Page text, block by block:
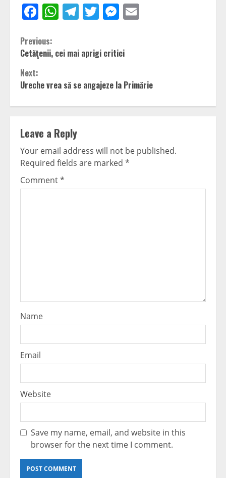
Facebook
WhatsApp
Telegram
TwitterMessenger
Continue
Reading
Previous:
Cetăţenii, cei mai aprigi critici
Next:
Ureche vrea să se angajeze la Primărie
Leave a Reply
Your email address will not be published.
Required fields are marked *
Comment*
Name
Email
Website
Save my name, email, and website in this
browser for the next time I comment.